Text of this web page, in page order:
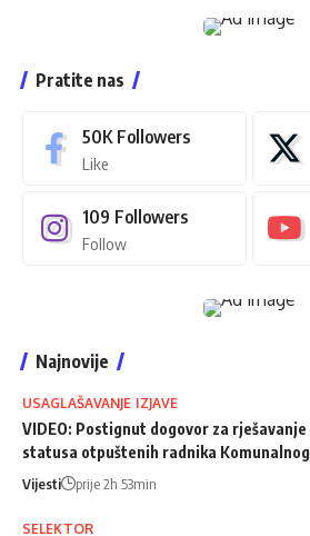
Pratite nas
50K Followers
Like
109 Followers
Follow
Najnovije
USAGLAŠAVANJE IZJAVE
VIDEO: Postignut dogovor za rješavanje
statusa otpuštenih radnika Komunalnog
Vijesti prije 2h 53min
SELEKTOR